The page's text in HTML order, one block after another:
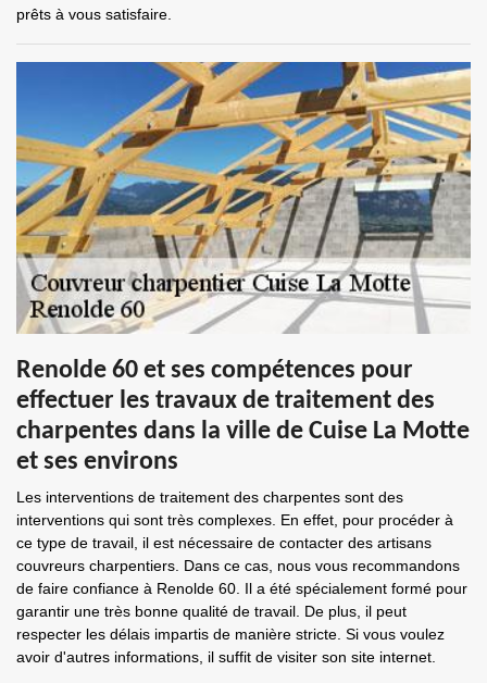
prêts à vous satisfaire.
Renolde 60 et ses compétences pour
effectuer les travaux de traitement des
charpentes dans la ville de Cuise La Motte
et ses environs
Les interventions de traitement des charpentes sont des
interventions qui sont très complexes. En effet, pour procéder à
ce type de travail, il est nécessaire de contacter des artisans
couvreurs charpentiers. Dans ce cas, nous vous recommandons
de faire confiance à Renolde 60. Il a été spécialement formé pour
garantir une très bonne qualité de travail. De plus, il peut
respecter les délais impartis de manière stricte. Si vous voulez
avoir d'autres informations, il suffit de visiter son site internet.